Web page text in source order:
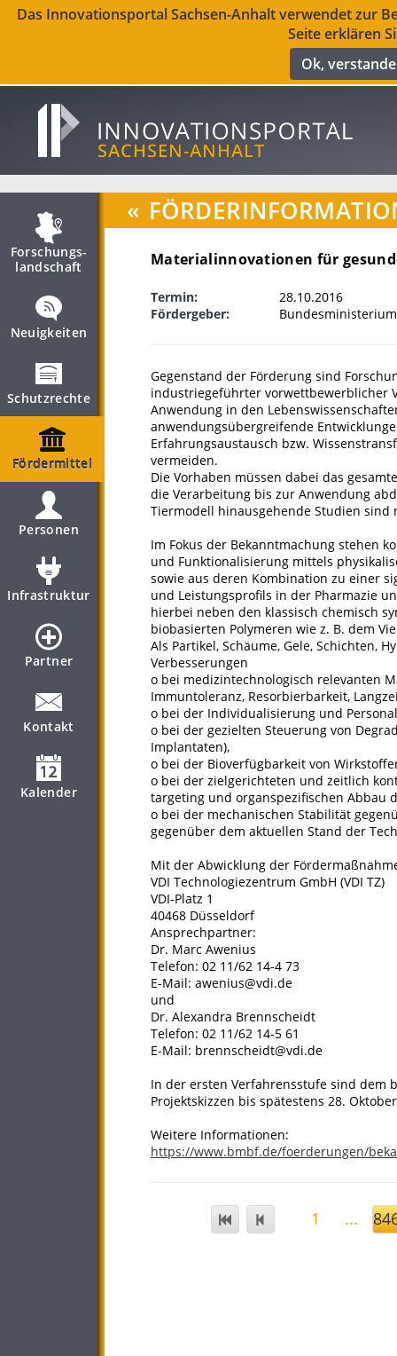
Das Innovationsportal Sachsen-Anhalt verwendet zur
Seite erklären
Ok,
Forschungs­
landschaft
Neuigkeiten
Schutzrechte
Fördermittel
Personen
Infrastruktur
Partner
Kontakt
Kalender
«
Materialinnovationen für
Termin:
28.10.2016
Fördergeber:
Gegenstand der Förderung sind
industriegeführter vorwettbewerblicher
Anwendung in den
anwendungsübergreifende
Erfahrungsaustausch bzw.
vermeiden.
Die Vorhaben müssen dabei das
die Verarbeitung bis zur Anwendung
Tiermodell hinausgehende Studien sind
Im Fokus der Bekanntmachung stehen
und Funktionalisierung mittels
sowie aus deren Kombination zu einer
und Leistungsprofils in der Pharmazie
hierbei neben den klassisch chemisch
biobasierten Polymeren wie z. B. dem
Als Partikel, Schäume, Gele, Schichten,
Verbesserungen
o bei medizintechnologisch relevanten
Immuntoleranz, Resorbierbarkeit,
o bei der Individualisierung und
o bei der gezielten Steuerung von
Implantaten),
o bei der Bioverfügbarkeit von
o bei der zielgerichteten und zeitlich
targeting und organspezifischen Abbau
o bei der mechanischen Stabilität
gegenüber dem aktuellen Stand der
Mit der Abwicklung der
VDI Technologiezentrum GmbH (VDI TZ)
VDI-Platz 1
40468 Düsseldorf
Ansprechpartner:
Dr. Marc Awenius
Telefon: 02 11/62 14-4 73
E-Mail: awenius@vdi.de
und
Dr. Alexandra Brennscheidt
Telefon: 02 11/62 14-5 61
E-Mail: brennscheidt@vdi.de
In der ersten Verfahrensstufe sind dem
Projektskizzen bis spätestens 28.
Weitere Informationen:
https://www.bmbf.de/foerderungen/
1 ...